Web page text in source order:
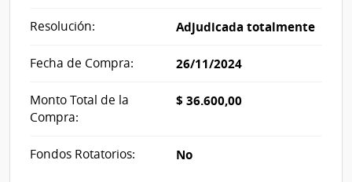
Resolución: Adjudicada totalmente
Fecha de Compra: 26/11/2024
Monto Total de la
Compra:
$ 36.600,00
Fondos Rotatorios: No